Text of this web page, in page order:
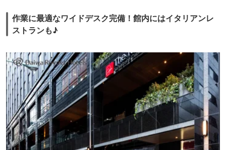
作業に最適なワイドデスク完備！館内にはイタリアンレ
ストランも♪